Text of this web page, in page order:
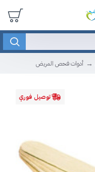
أدوات فحص المريض
توصيل فوري